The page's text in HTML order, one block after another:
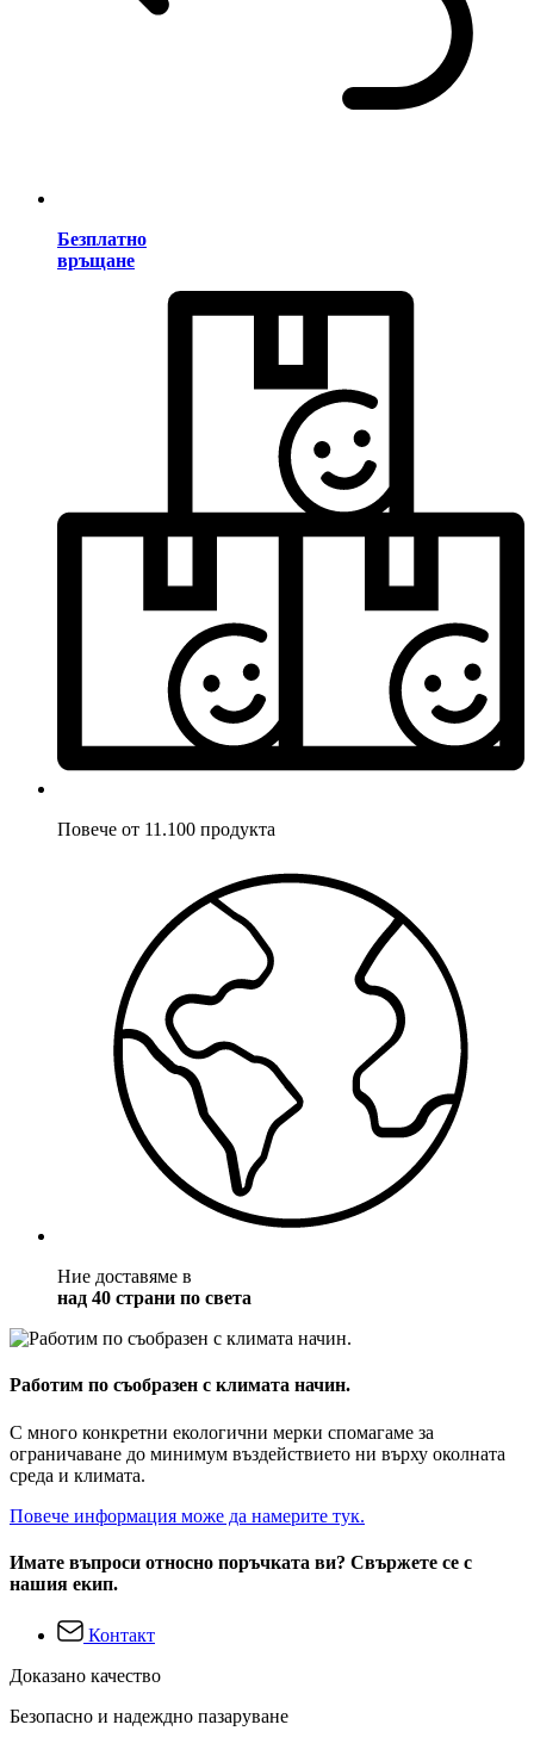
Безплатно
връщане
Повече от 11.100 продукта
Ние доставяме в
над 40 страни по света
Работим по съобразен с климата начин.
С много конкретни екологични мерки спомагаме за
ограничаване до минимум въздействието ни върху околната
среда и климата.
Повече информация може да намерите тук.
Имате въпроси относно поръчката ви? Свържете се с
нашия екип.
Контакт
Доказано качество
Безопасно и надеждно пазаруване